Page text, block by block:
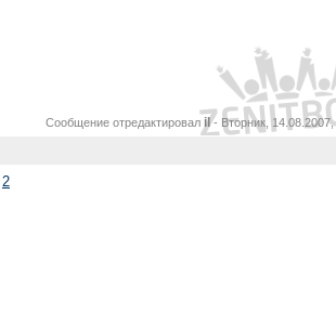
Сообщение отредактировал il- Вторник,
2